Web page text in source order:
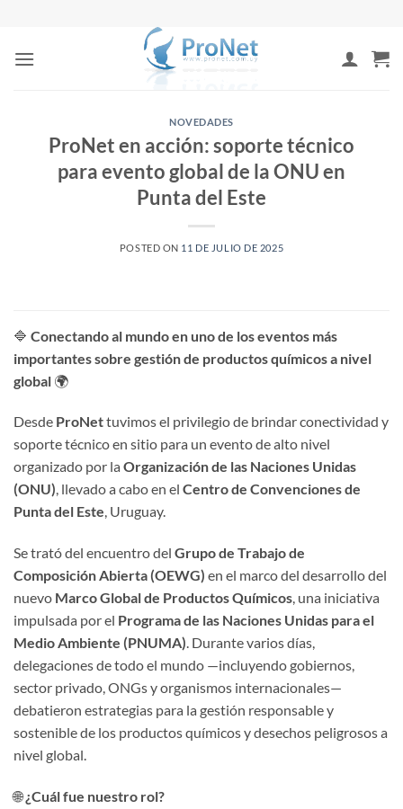
contenido
NOVEDADES
ProNet en acción: soporte técnico
para evento global de la ONU en
Punta del Este
POSTED ON 11 DE JULIO DE 2025
🔷 Conectando al mundo en uno de los eventos más
importantes sobre gestión de productos químicos a nivel
global 🌍
Desde ProNettuvimos el privilegio de brindar conectividad y
soporte técnico en sitio para un evento de alto nivel
organizado por la Organización de las Naciones Unidas
(ONU), llevado a cabo en el Centro de Convenciones de
Punta del Este, Uruguay.
Se trató del encuentro del Grupo de Trabajo de
Composición Abierta (OEWG) en el marco del desarrollo del
nuevo Marco Global de Productos Químicos, una iniciativa
impulsada por el Programa de las Naciones Unidas para el
Medio Ambiente (PNUMA). Durante varios días,
delegaciones de todo el mundo —incluyendo gobiernos,
sector privado, ONGs y organismos internacionales—
debatieron estrategias para la gestión responsable y
sostenible de los productos químicos y desechos peligrosos a
nivel global.
🌐¿Cuál fue nuestro rol?